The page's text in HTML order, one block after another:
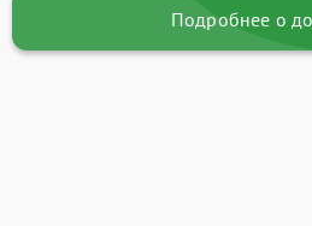
Подробнее о